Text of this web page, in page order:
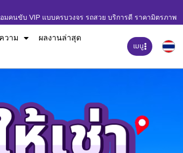
มคนขับ VIP แบบครบวงจร รถสวย บริการดี ราคามิตรภาพ
วาม
ผลงานล่าสุด
เมนู